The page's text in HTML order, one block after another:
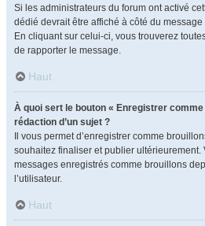
Si les administrateurs du forum ont activé
dédié devrait être affiché à côté du
En cliquant sur celui-ci, vous trouverez
de rapporter le message.
Haut
À quoi sert le bouton « Enregistrer
rédaction d’un sujet ?
Il vous permet d’enregistrer comme
souhaitez finaliser et publier ultérieurement.
messages enregistrés comme brouillons
l’utilisateur.
Haut